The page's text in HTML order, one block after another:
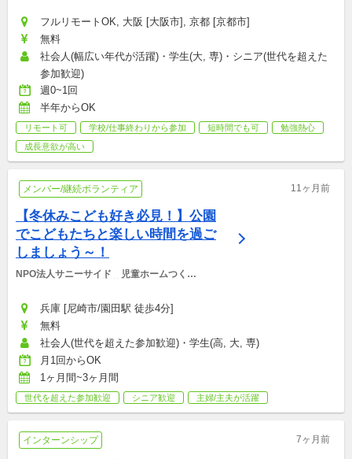
フルリモートOK, 大阪 [大阪市], 京都 [京都市]
無料
社会人(幅広い年代が活躍)・学生(大, 専)・シニア(世代を超えた
参加歓迎)
週0~1回
半年からOK
リモート可 学校/仕事終わりから参加 短時間でも可
勉強熱心
成長意欲が高い
メンバー/継続ボランティア 11ヶ月前
【冬休みこども好き必見！】公園
でこどもたちと楽しい時間を過ご
しましょう～！
NPO法人サニーサイド　児童ホームつく
兵庫 [尼崎市/園田駅 徒歩4分]
無料
社会人(世代を超えた参加歓迎)・学生(高, 大, 専)
月1回からOK
1ヶ月間~3ヶ月間
世代を超えた参加歓迎 シニア歓迎 主婦/主夫が活躍
インターンシップ 7ヶ月前